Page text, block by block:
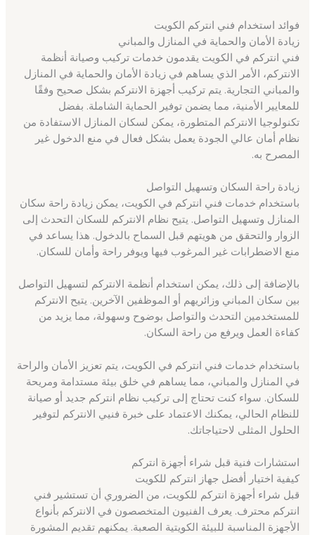
فوائد استخدام فني انتركم الكويت
زيادة الأمان والحماية في المنازل والمباني
فني انتركم في الكويت يقدمون خدمات تركيب وصيانة أنظمة
الانتركم، الأمر الذي يساهم في زيادة الأمان والحماية في المنازل
والمباني التجارية. يتم تركيب أجهزة الانتركم بشكل صحيح وفقًا
للمعايير الأمنية، مما يضمن توفير الحماية الشاملة. بفضل
تكنولوجيا الانتركم المتطورة، يمكن لسكان المنازل الاستفادة من
نظام أمان عالي الجودة يعمل بشكل فعال في منع الدخول غير
المصرح به.
زيادة راحة السكان وتسهيل التواصل
باستخدام خدمات فني انتركم في الكويت، يمكن زيادة راحة سكان
المنازل وتسهيل التواصل. يتيح نظام الانتركم للسكان التحدث إلى
الزوار والتحقق من هويتهم قبل السماح بالدخول. هذا يساعد في
منع الاضطرابات غير المرغوب فيها ويوفر راحة وأمان للسكان.
بالإضافة إلى ذلك، يمكن استخدام أنظمة الانتركم لتسهيل التواصل
بين سكان المباني وزائريهم أو الموظفين الآخرين. يتيح الانتركم
للمستخدمين التحدث والتواصل بوضوح وسهولة، مما يزيد من
كفاءة العمل ويرفع من راحة السكان.
باستخدام خدمات فني انتركم في الكويت، يتم تعزيز الأمان والراحة
في المنازل والمباني، مما يساهم في خلق بيئة مستدامة ومريحة
للسكان. سواء كنت تحتاج إلى تركيب نظام انتركم جديد أو صيانة
للنظام الحالي، يمكنك الاعتماد على خبرة فنيي الانتركم لتوفير
الحلول المثلى لاحتياجاتك.
استشارات فنية قبل شراء أجهزة انتركم
كيفية اختيار أفضل جهاز انتركم للكويت
قبل شراء أجهزة انتركم للكويت، من الضروري أن تستشير فني
انتركم محترف. يعرف الفنيون المتخصصون في الانتركم بأنواع
الأجهزة المناسبة للبيئة الكويتية الصعبة. يمكنهم تقديم المشورة